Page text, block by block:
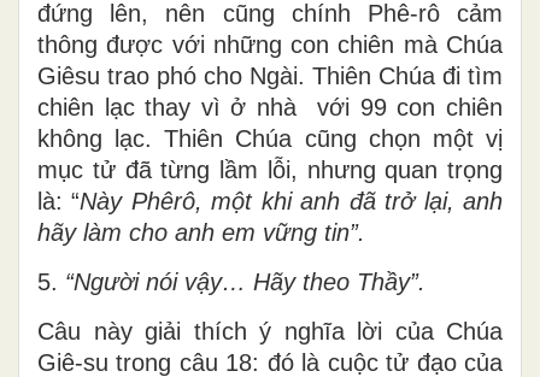
đứng lên, nên cũng chính Phê-rô cảm
thông được với những con chiên mà Chúa
Giêsu trao phó cho Ngài. Thiên Chúa đi tìm
chiên lạc thay vì ở nhà với 99 con chiên
không lạc. Thiên Chúa cũng chọn một vị
mục tử đã từng lầm lỗi, nhưng quan trọng
là: “Này Phêrô, một khi anh đã trở lại, anh
hãy làm cho anh em vững tin”.
5. “Người nói vậy… Hãy theo Thầy”.
Câu này giải thích ý nghĩa lời của Chúa
Giê-su trong câu 18: đó là cuộc tử đạo của